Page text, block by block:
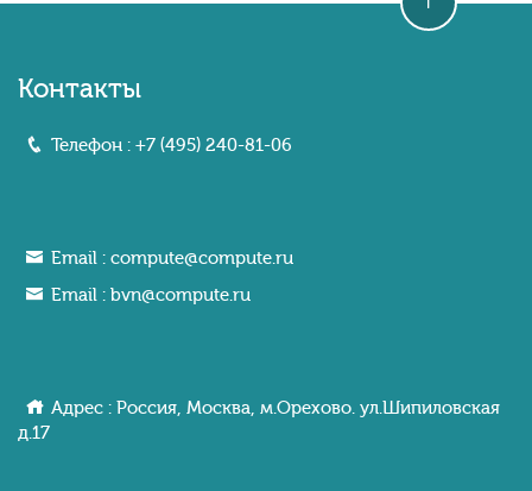
Контакты
Телефон : +7 (495) 240-81-06
Email : compute@compute.ru
Email : bvn@compute.ru
Адрес : Россия, Москва, м.Орехово. ул.Шипиловcкaя
д.17